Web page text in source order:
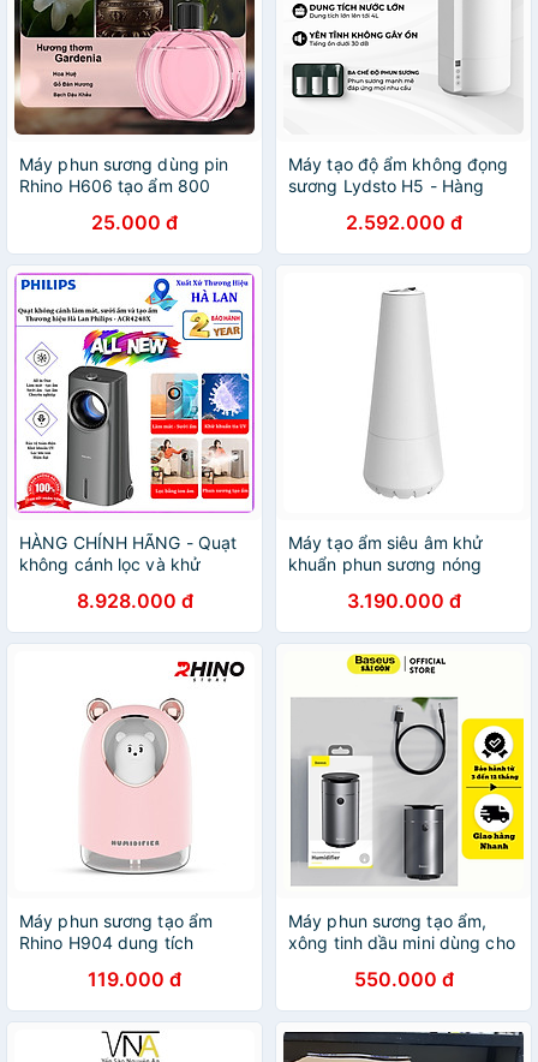
Máy phun sương dùng pin
Rhino H606 tạo ẩm 800
hợp đèn LED - Hàng chính
hãng
25.000 đ
Máy tạo độ ẩm không đọng
sương Lydsto H5 - Hàng
2.592.000 đ
HÀNG CHÍNH HÃNG - Quạt
không cánh lọc và khử
tạo ẩm vào mùa hè. Kiêm
máy sưởi ấm và tạo ẩm mùa
đông, Serial 4000. Thương
hiệu Hà Lan cao cấp Philips
- ACR4248X
8.928.000 đ
Máy tạo ẩm siêu âm khử
khuẩn phun sương nóng
Homedics UHE-WM10 (kèm
điều khiển từ xa) Hàng nhập
khẩu USA
3.190.000 đ
Máy phun sương tạo ẩm
Rhino H904 dung tích
tiếng ồn, tích hợp đèn ngủ
RGB nhiều màu - Hàng chính
hãng
119.000 đ
Máy phun sương tạo ẩm,
xông tinh dầu mini dùng cho
Aromatherapy Humidifier
(75ml, Alloy Air Humidifier
Aroma for Car)-Hàng chính
hãng
550.000 đ